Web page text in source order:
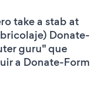
take a stab at
Donate-
guru" que
a Donate-Form